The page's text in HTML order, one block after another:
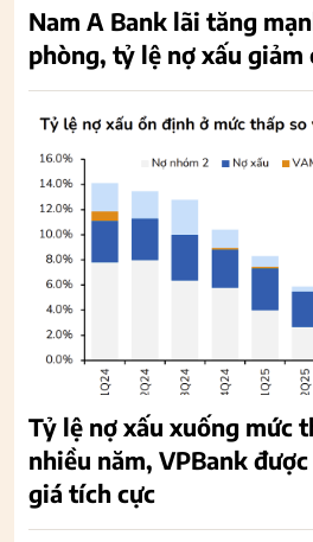
Nam A Bank lãi tăng
phòng, tỷ lệ nợ xấu giảm
Tỷ lệ nợ xấu xuống mức
nhiều năm, VPBank được
giá tích cực